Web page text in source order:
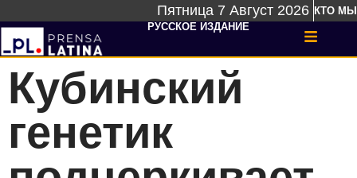
Пятница 7 Август 2026 КТО МЫ
РУССКОЕ ИЗДАНИЕ
Кубинский
генетик